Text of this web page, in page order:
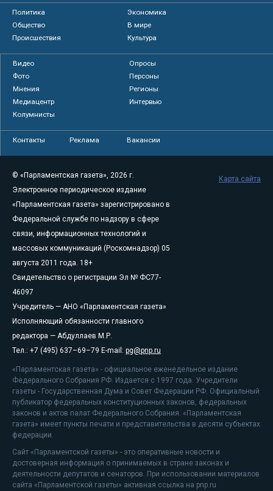
Политика
Экономика
Общество
В мире
Происшествия
Культура
Видео
Опросы
Фото
Персоны
Мнения
Регионы
Медиацентр
Интервью
Колумнисты
Контакты Реклама Вакансии
© «Парламентская газета», 2026 г.
Электронное периодическое издание
«Парламентская газета» зарегистрировано в
Федеральной службе по надзору в сфере
связи, информационных технологий и
массовых коммуникаций (Роскомнадзор) 05
августа 2011 года. 18+
Свидетельство о регистрации Эл № ФС77-
46097
Учредитель — АНО «Парламентская газета»
Исполняющий обязанности главного
редактора — Абдуллаев М.Р.
Тел.: +7 (495) 637–69–79 E-mail: pg@pnp.ru
«Парламентская газета» - официальное еженедельное издание
Федерального Собрания РФ. Издается с 1997 года. Учредители
газеты - Государственная Дума и Совет Федерации РФ. Официальный
публикатор федеральных конституционных законов, федеральных
законов и актов палат Федерального Собрания. «Парламентская
газета» имеет пункты печати и представительства в десяти субъектах
федерации.
Сайт «Парламентской газеты» - это оперативные новости и
достоверная информация о принимаемых в стране законах и
деятельности депутатов и сенаторов. При использовании материалов
сайта «Парламентской газеты» активная ссылка на pnp.ru
Карта сайта